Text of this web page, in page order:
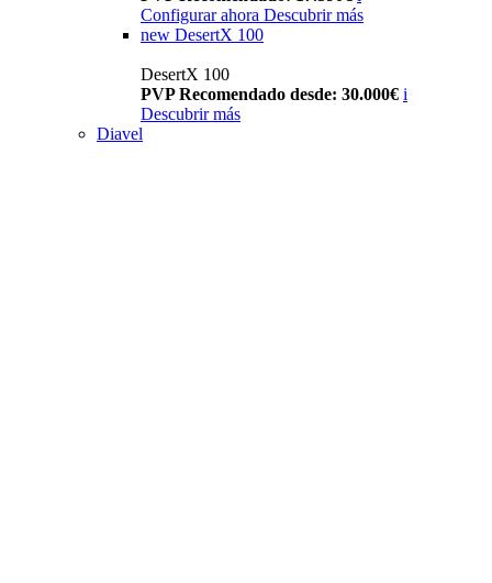
Configurar ahora Descubrir más
new DesertX 100
DesertX 100
PVP Recomendado desde: 30.000€ i
Descubrir más
Diavel